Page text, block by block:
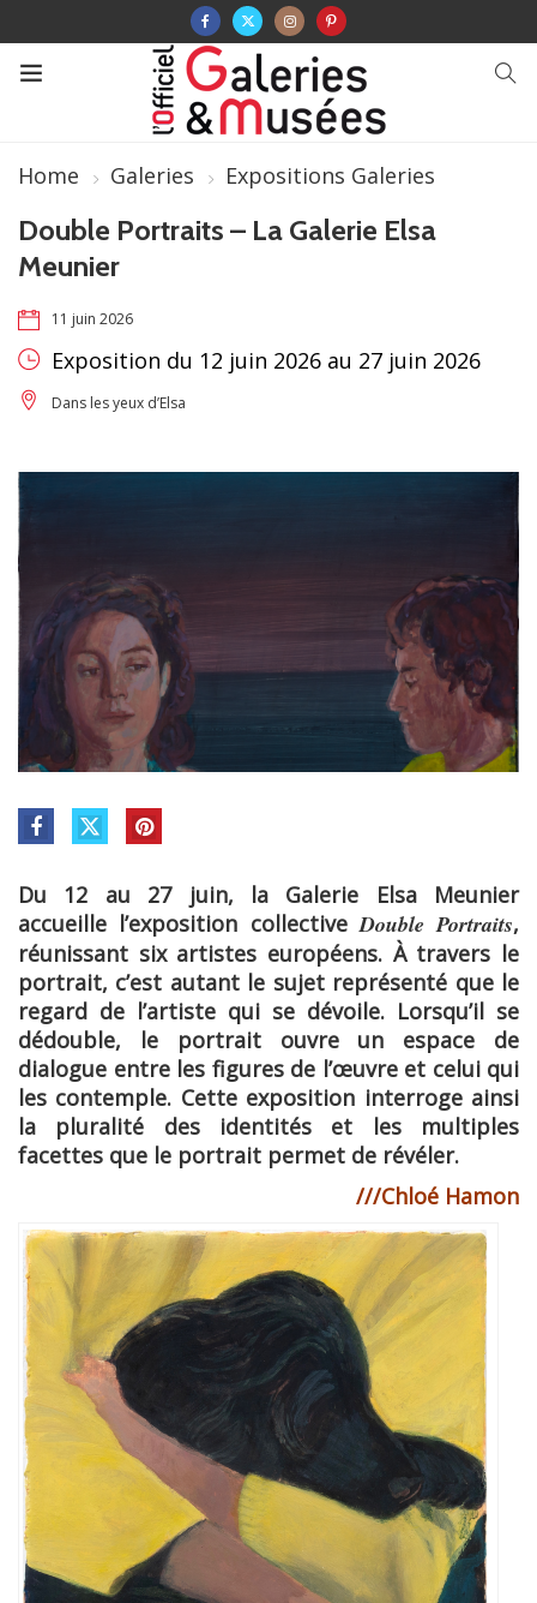
Home Galeries Expositions Galeries
Double Portraits – La Galerie Elsa
Meunier
11 juin 2026
Exposition du 12 juin 2026 au 27 juin 2026
Dans les yeux d’Elsa
Du 12 au 27 juin, la Galerie Elsa Meunier
accueille l’exposition collectiveDouble Portraits,
réunissant six artistes européens. À travers le
portrait, c’est autant le sujet représenté que le
regard de l’artiste qui se dévoile. Lorsqu’il se
dédouble, le portrait ouvre un espace de
dialogue entre les figures de l’œuvre et celui qui
les contemple. Cette exposition interroge ainsi
la pluralité des identités et les multiples
facettes que le portrait permet de révéler.
///Chloé Hamon